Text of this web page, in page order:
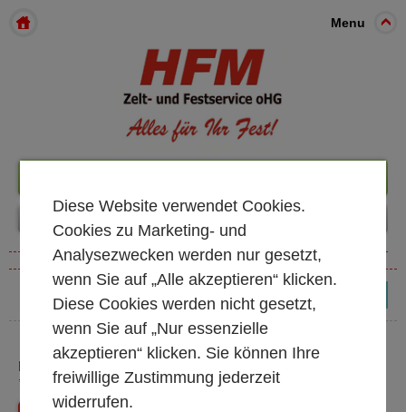
Menu
KÜHLSCHRÄNKE UND TRUHEN
* alle Preise exkl. MwSt.
Diese Website verwendet Cookies.
Cookies zu Marketing- und
Analysezwecken werden nur gesetzt,
wenn Sie auf „Alle akzeptieren“ klicken.
Diese Cookies werden nicht gesetzt,
wenn Sie auf „Nur essenzielle
akzeptieren“ klicken. Sie können Ihre
freiwillige Zustimmung jederzeit
widerrufen.